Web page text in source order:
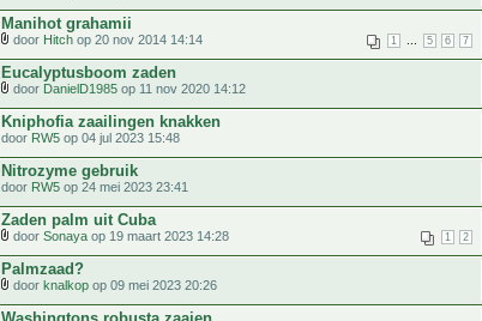
Manihot grahamii
1 5 6 7
door Hitch op 20 nov 2014 14:14
Eucalyptusboom zaden
door DanielD1985 op 11 nov 2020 14:12
Kniphofia zaailingen knakken
door RW5 op 04 jul 2023 15:48
Nitrozyme gebruik
door RW5 op 24 mei 2023 23:41
Zaden palm uit Cuba
1 2
door Sonaya op 19 maart 2023 14:28
Palmzaad?
door knalkop op 09 mei 2023 20:26
Washingtons robusta zaaien